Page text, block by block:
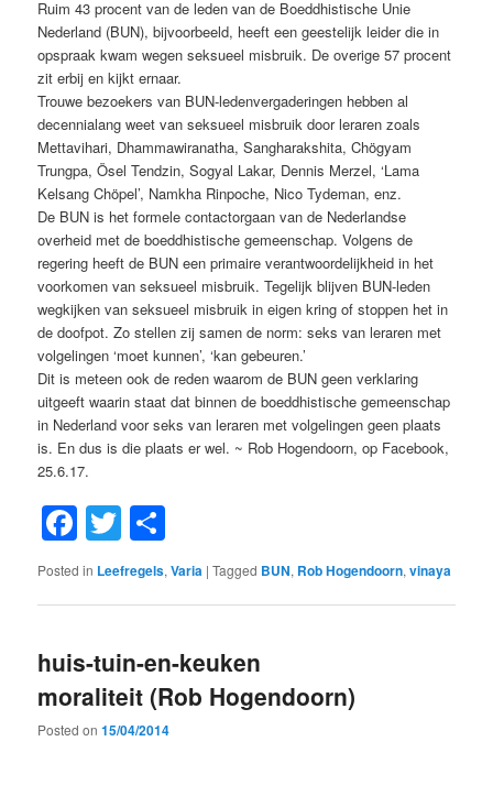
Ruim 43 procent van de leden van de Boeddhistische Unie
Nederland (BUN), bijvoorbeeld, heeft een geestelijk leider die in
opspraak kwam wegen seksueel misbruik. De overige 57 procent
zit erbij en kijkt ernaar.
Trouwe bezoekers van BUN-ledenvergaderingen hebben al
decennialang weet van seksueel misbruik door leraren zoals
Mettavihari, Dhammawiranatha, Sangharakshita, Chögyam
Trungpa, Ösel Tendzin, Sogyal Lakar, Dennis Merzel, ‘Lama
Kelsang Chöpel’, Namkha Rinpoche, Nico Tydeman, enz.
De BUN is het formele contactorgaan van de Nederlandse
overheid met de boeddhistische gemeenschap. Volgens de
regering heeft de BUN een primaire verantwoordelijkheid in het
voorkomen van seksueel misbruik. Tegelijk blijven BUN-leden
wegkijken van seksueel misbruik in eigen kring of stoppen het in
de doofpot. Zo stellen zij samen de norm: seks van leraren met
volgelingen ‘moet kunnen’, ‘kan gebeuren.’
Dit is meteen ook de reden waarom de BUN geen verklaring
uitgeeft waarin staat dat binnen de boeddhistische gemeenschap
in Nederland voor seks van leraren met volgelingen geen plaats
is. En dus is die plaats er wel. ~ Rob Hogendoorn, op Facebook,
25.6.17.
Facebook
Twitter
Posted in Leefregels,Varia |Tagged BUN, Rob Hogendoorn,vinaya
huis-tuin-en-keuken
moraliteit (Rob Hogendoorn)
Posted on15/04/2014